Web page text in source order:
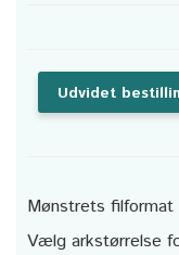
Udvidet
Mønstrets filformat
Vælg arkstørrelse